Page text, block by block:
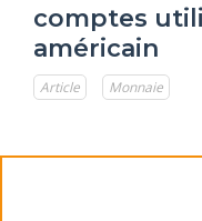
comptes
américain
Article Monnaie